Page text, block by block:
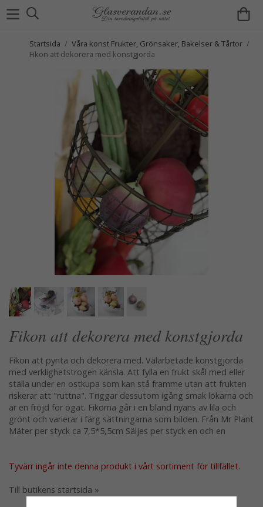
Startsida / Våra konst Frukter, Grönsaker, Bakelser & Tårtor /
Fikon att dekorera med konstgjorda
Fikon att dekorera med konstgjorda
Fikon att pynta och dekorera med. Välarbetade konstgjorda
med verklighetstrogen känsla. Att fylla en frukt skål med eller
ställa under en ostkupa som kan stå framme utan att frukten
riskerar att "ruttna". Triggar dessutom igång smak lökarna och
är en fröjd för ögat. Fikorna går i en bland nyans av lila och
grönt och varierar i färg sättningarna som bilden. Från Mr Plant
Mäter per styck ca 7,5*5,5cm Säljes per styck en och en
Tyvärr ingår inte denna produkt i vårt sortiment för tillfället.
Till butikens startsida »